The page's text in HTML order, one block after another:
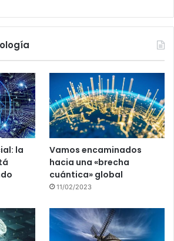
la
Vamos encaminados
hacia una «brecha
cuántica» global
11/02/2023